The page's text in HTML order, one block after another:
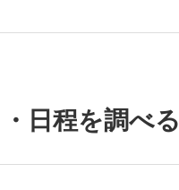
日程を調べる